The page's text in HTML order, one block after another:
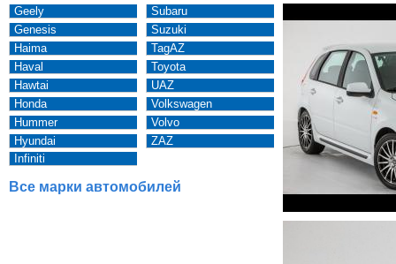
Geely
Genesis
Haima
Haval
Hawtai
Honda
Hummer
Hyundai
Infiniti
Subaru
Suzuki
TagAZ
Toyota
UAZ
Volkswagen
Volvo
ZAZ
Все марки автомобилей